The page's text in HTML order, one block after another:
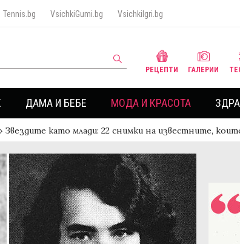
Tennis.bg VsichkiGumi.bg VsichkiIgri.bg
РЕЦЕПТИ ГАЛЕРИИ
ДАМА И БЕБЕ МОДА И КРАСОТА
› Звездите като млади: 22 снимки на известните,